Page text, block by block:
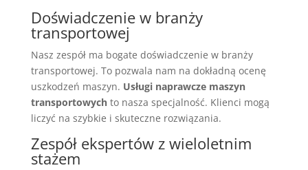
Doświadczenie w branży
transportowej
Nasz zespół ma bogate doświadczenie w branży
transportowej. To pozwala nam na dokładną ocenę
uszkodzeń maszyn. Usługi naprawcze maszyn
transportowychto nasza specjalność. Klienci mogą
liczyć na szybkie i skuteczne rozwiązania.
Zespół ekspertów z wieloletnim
stażem